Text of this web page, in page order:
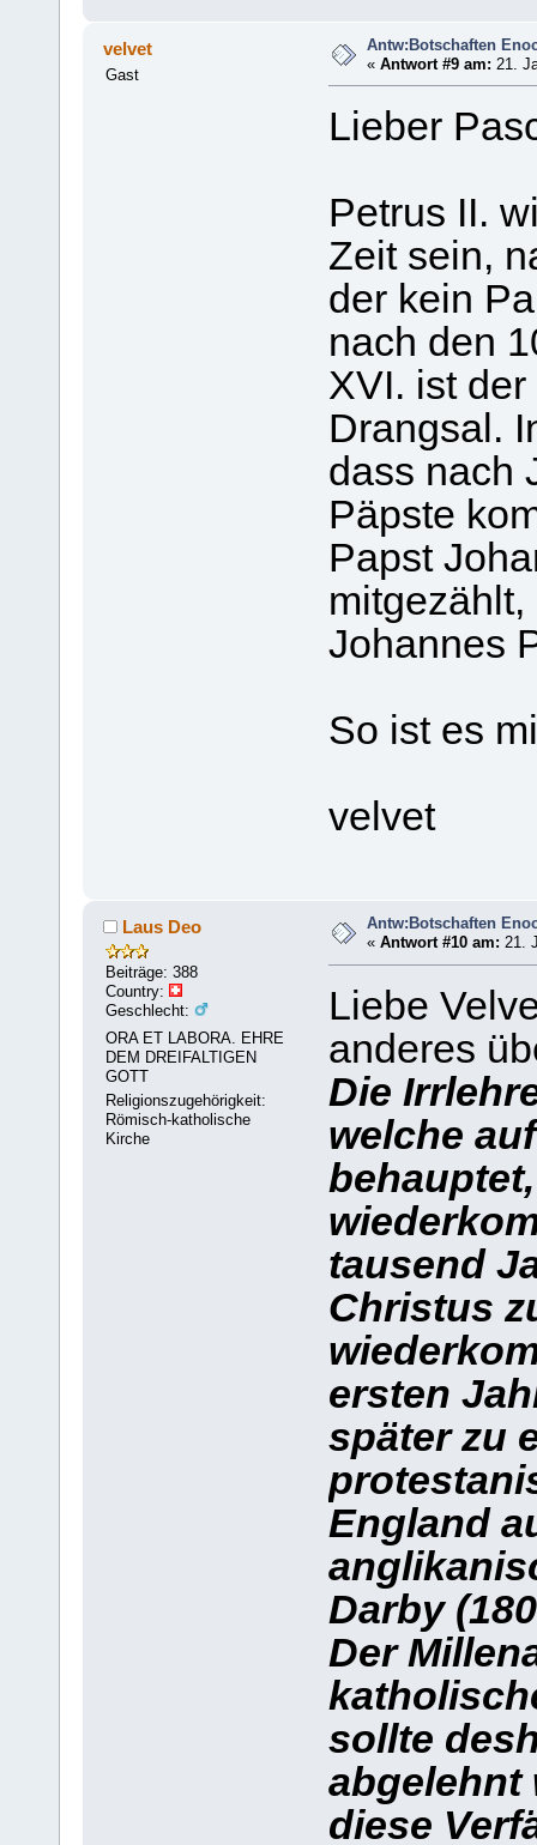
velvet
Gast
Antw:Botschaften
«Antwort #9 am: 21.
Lieber
Petrus II.
Zeit sein,
der kein
nach den
XVI. ist
Drangsal.
dass nach
Päpste
Papst
Johannes
So ist es
velvet
Laus Deo
Beiträge: 388
Country:
Geschlecht:
ORA ET LABORA. EHRE
DEM DREIFALTIGEN
GOTT
Religionszugehörigkeit:
Römisch-katholische
Kirche
Antw:Botschaften
«Antwort #10 am: 21.
Liebe
anderes
Die
welche
tausend
Christus
ersten
später zu
England
Darby
Der
sollte
abgelehnt
diese